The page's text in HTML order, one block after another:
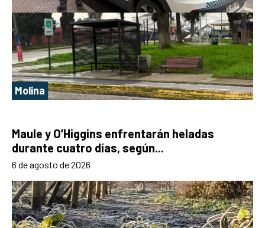
Molina
Maule y O’Higgins enfrentarán heladas
durante cuatro días, según...
6 de agosto de 2026